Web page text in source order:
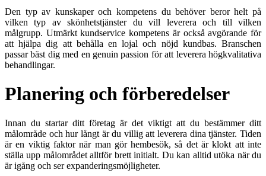
Den typ av kunskaper och kompetens du behöver beror helt på
vilken typ av skönhetstjänster du vill leverera och till vilken
målgrupp. Utmärkt kundservice kompetens är också avgörande för
att hjälpa dig att behålla en lojal och nöjd kundbas. Branschen
passar bäst dig med en genuin passion för att leverera högkvalitativa
behandlingar.
Planering och förberedelser
Innan du startar ditt företag är det viktigt att du bestämmer ditt
målområde och hur långt är du villig att leverera dina tjänster. Tiden
är en viktig faktor när man gör hembesök, så det är klokt att inte
ställa upp målområdet alltför brett initialt. Du kan alltid utöka när du
är igång och ser expanderingsmöjligheter.